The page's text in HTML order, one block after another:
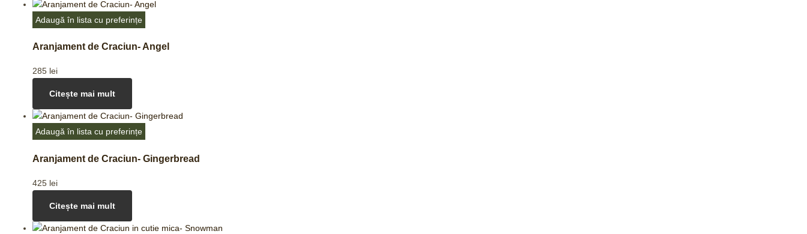
Adaugă în lista cu preferințe
Aranjament de Craciun- Angel
285 lei
Citește mai mult
Adaugă în lista cu preferințe
Aranjament de Craciun- Gingerbread
425 lei
Citește mai mult